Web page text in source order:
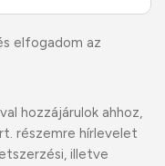
elfogadom az
hozzájárulok ahhoz,
részemre hírlevelet
illetve